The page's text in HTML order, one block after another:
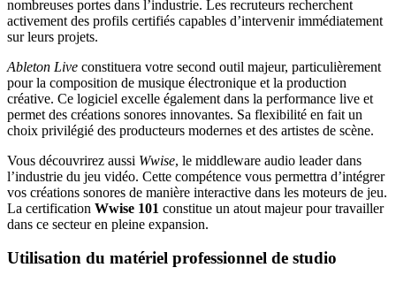
nombreuses portes dans l’industrie. Les recruteurs recherchent
activement des profils certifiés capables d’intervenir immédiatement
sur leurs projets.
Ableton Live constituera votre second outil majeur, particulièrement
pour la composition de musique électronique et la production
créative. Ce logiciel excelle également dans la performance live et
permet des créations sonores innovantes. Sa flexibilité en fait un
choix privilégié des producteurs modernes et des artistes de scène.
Vous découvrirez aussi Wwise, le middleware audio leader dans
l’industrie du jeu vidéo. Cette compétence vous permettra d’intégrer
vos créations sonores de manière interactive dans les moteurs de jeu.
La certification Wwise 101 constitue un atout majeur pour travailler
dans ce secteur en pleine expansion.
Utilisation du matériel professionnel de studio